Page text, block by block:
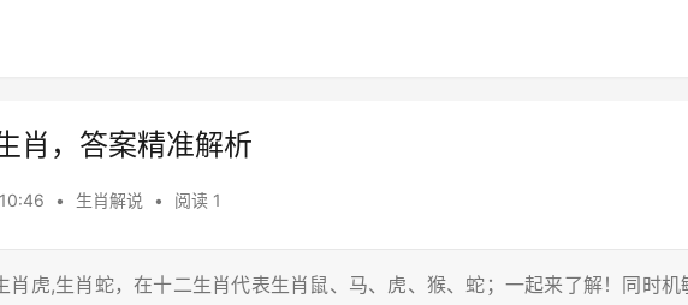
肖，答案精准解析
• 生肖解说 • 阅读 1
肖虎,生肖蛇，在十二生肖代表生肖鼠、马、虎、猴、蛇；一起来了解！同时机